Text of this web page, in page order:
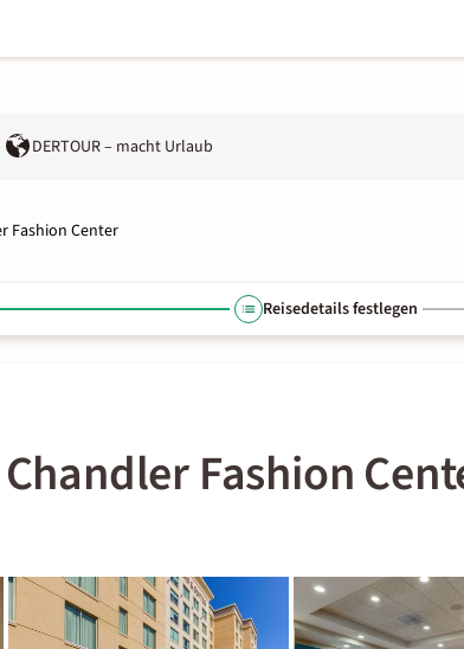
DERTOUR – macht Urlaub
Fashion Center
Reisedetails festlegen
Fashion